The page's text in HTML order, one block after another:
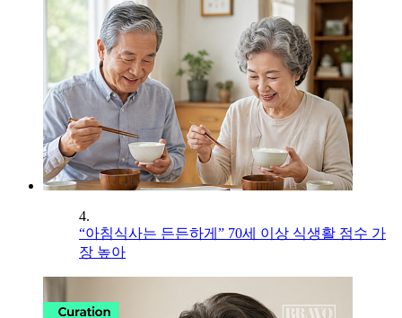
4.
“아침식사는 든든하게” 70세 이상 식생활 점수 가
장 높아